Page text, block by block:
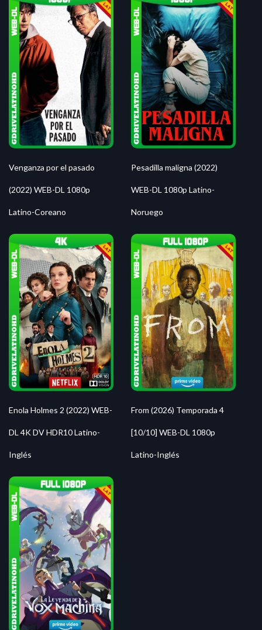
Venganza por el pasado
(2022) WEB-DL 1080p
Latino-Coreano
Pesadilla maligna (2022)
WEB-DL 1080p Latino-
Noruego
Enola Holmes 2 (2022) WEB-
DL 4K DV HDR10 Latino-
Inglés
From (2026) Temporada 4
[10/10] WEB-DL 1080p
Latino-Inglés